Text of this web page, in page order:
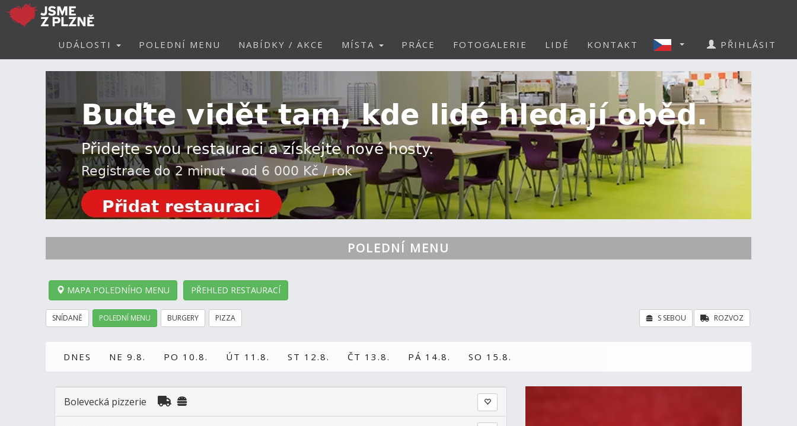
UDÁLOSTI POLEDNÍ MENU NABÍDKY / AKCE MÍSTA PRÁCE FOTOGALERIE LIDÉ KONTAKT PŘIHLÁSIT
POLEDNÍ MENU
MAPA POLEDNÍHO MENU PŘEHLED RESTAURACÍ
SNÍDANĚ POLEDNÍ MENU BURGERY PIZZA ROZVOZ
S SEBOU
DNES NE 9.8. PO 10.8. ÚT 11.8. ST 12.8. ČT 13.8. PÁ 14.8. SO 15.8.
Bolevecká pizzerie